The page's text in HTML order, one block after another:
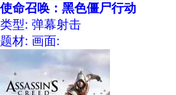
使命召唤：黑色僵尸行动
类型: 弹幕射击
题材: 画面: